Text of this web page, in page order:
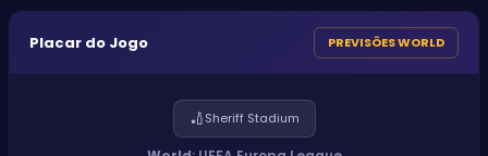
Placar do Jogo PREVISÕES WORLD
🏏Sheriff Stadium